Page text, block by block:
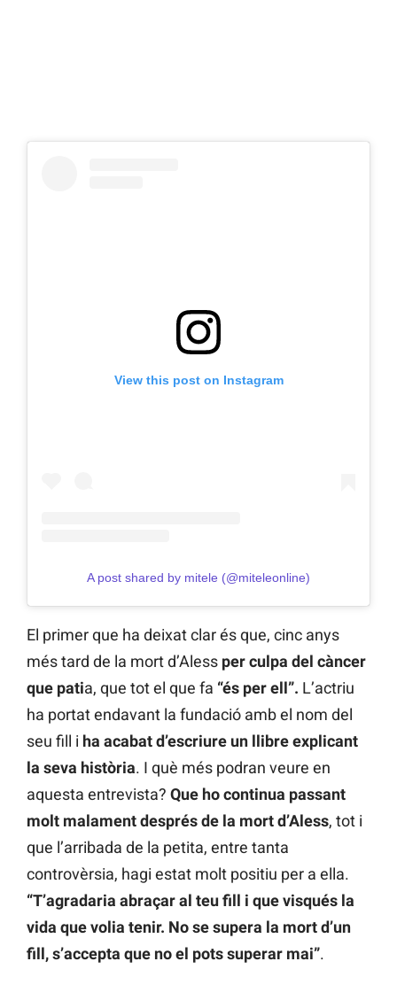
View this post on Instagram
A post shared by mitele (@miteleonline)
El primer que ha deixat clar és que, cinc anys
més tard de la mort d’Aless per culpa del càncer
que patia, que tot el que fa “és per ell”. L’actriu
ha portat endavant la fundació amb el nom del
seu fill i ha acabat d’escriure un llibre explicant
la seva història. I què més podran veure en
aquesta entrevista? Que ho continua passant
molt malament després de la mort d’Aless, tot i
que l’arribada de la petita, entre tanta
controvèrsia, hagi estat molt positiu per a ella.
“T’agradaria abraçar al teu fill i que visqués la
vida que volia tenir. No se supera la mort d’un
fill, s’accepta que no el pots superar mai”.